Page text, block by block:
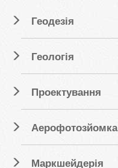
Геодезія
Геологія
Проектування
Аерофотозйомка
Маркшейдерія